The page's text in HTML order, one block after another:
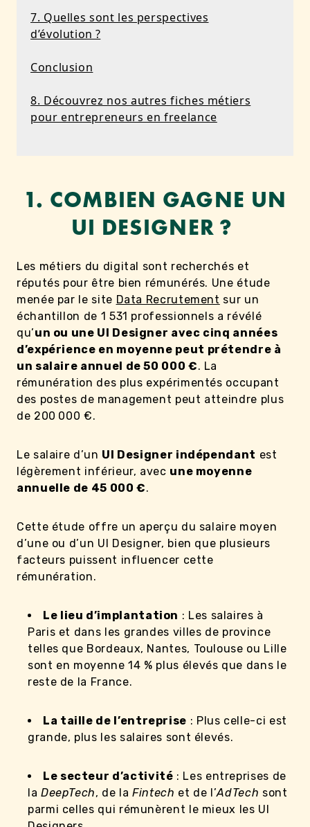
7. Quelles sont les perspectives
d’évolution ?
Conclusion
8. Découvrez nos autres fiches métiers
pour entrepreneurs en freelance
1. COMBIEN GAGNE UN
UI DESIGNER ?
Les métiers du digital sont recherchés et
réputés pour être bien rémunérés. Une étude
menée par le site Data Recrutement sur un
échantillon de 1 531 professionnels a révélé
qu’un ou une UI Designer avec cinq années
d’expérience en moyenne peut prétendre à
un salaire annuel de 50 000 €. La
rémunération des plus expérimentés occupant
des postes de management peut atteindre plus
de 200 000 €.
Le salaire d’un UI Designer indépendant est
légèrement inférieur, avec une moyenne
annuelle de 45 000 €.
Cette étude offre un aperçu du salaire moyen
d’une ou d’un UI Designer, bien que plusieurs
facteurs puissent influencer cette
rémunération.
Le lieu d’implantation : Les salaires à
Paris et dans les grandes villes de province
telles que Bordeaux, Nantes, Toulouse ou Lille
sont en moyenne 14 % plus élevés que dans le
reste de la France.
La taille de l’entreprise : Plus celle-ci est
grande, plus les salaires sont élevés.
Le secteur d’activité : Les entreprises de
la DeepTech, de laFintech et de l’AdTech sont
parmi celles qui rémunèrent le mieux les UI